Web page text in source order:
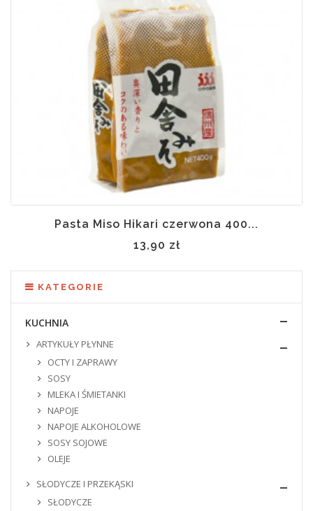
Pasta Miso Hikari czerwona 400...
13,90 zł
KATEGORIE
KUCHNIA
ARTYKUŁY PŁYNNE
OCTY I ZAPRAWY
SOSY
MLEKA I ŚMIETANKI
NAPOJE
NAPOJE ALKOHOLOWE
SOSY SOJOWE
OLEJE
SŁODYCZE I PRZEKĄSKI
SŁODYCZE